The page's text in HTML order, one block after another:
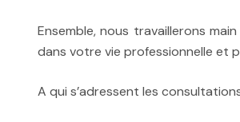
Ensemble, nous travaillerons
dans votre vie professionnelle et
A qui s’adressent les